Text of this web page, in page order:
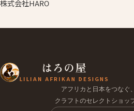
株式会社HARO
はろの屋
LILIAN AFRIKAN DESIGNS
アフリカと日本をつなぐ、
クラフトのセレクトショッ